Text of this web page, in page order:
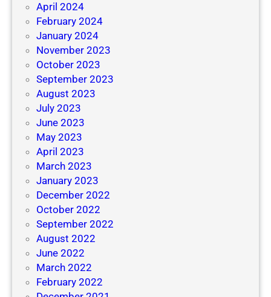
April 2024
February 2024
January 2024
November 2023
October 2023
September 2023
August 2023
July 2023
June 2023
May 2023
April 2023
March 2023
January 2023
December 2022
October 2022
September 2022
August 2022
June 2022
March 2022
February 2022